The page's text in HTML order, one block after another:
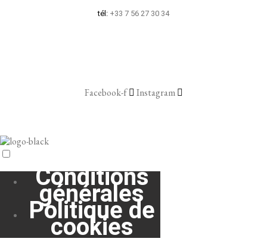
tél: +33 7 56 27 30 34
Facebook-f Instagram
Menu
Conditions
générales
Politique de
cookies